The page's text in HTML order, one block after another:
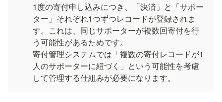
1度の寄付申し込みにつき、「決済」と「サポー
ター」それぞれ1つずつレコードが登録されま
す。これは、同じサポーターが複数回寄付を行
う可能性があるためです。
寄付管理システムでは「複数の寄付レコードが1
人のサポーターに紐づく」という可能性を考慮
して管理する仕組みが必要になります。